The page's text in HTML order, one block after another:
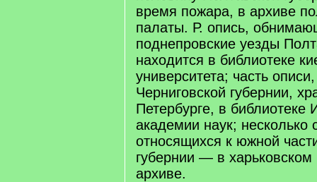
время пожара, в архиве
палаты. Р. опись,
поднепровские уезды
находится в библиотеке
университета; часть
Черниговской губернии,
Петербурге, в библиотеке
академии наук; несколько
относящихся к южной
губернии — в харьковском
архиве.